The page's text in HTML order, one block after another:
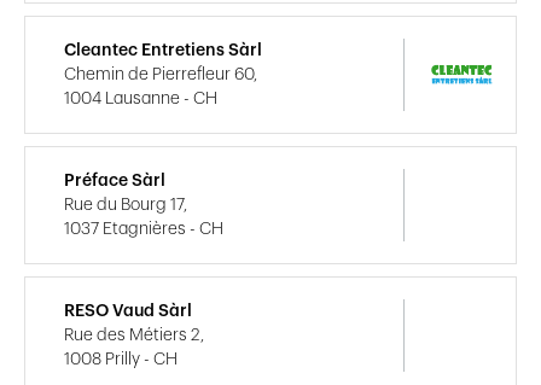
Cleantec Entretiens Sàrl
Chemin de Pierrefleur 60,
1004 Lausanne - CH
Préface Sàrl
Rue du Bourg 17,
1037 Etagnières - CH
RESO Vaud Sàrl
Rue des Métiers 2,
1008 Prilly - CH